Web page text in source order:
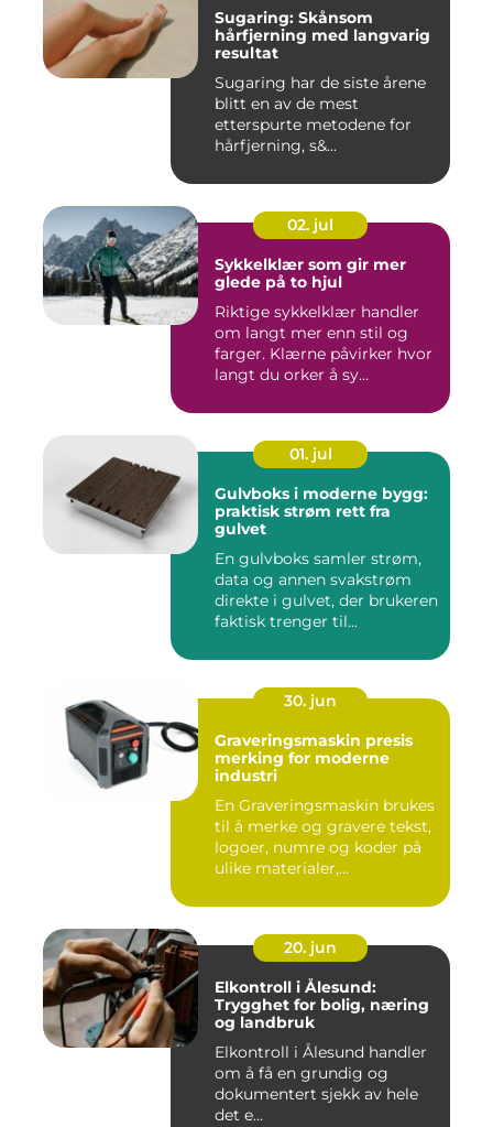
Sugaring: Skånsom
hårfjerning med langvarig
resultat
Sugaring har de siste årene
blitt en av de mest
etterspurte metodene for
hårfjerning, s&...
02. jul
Sykkelklær som gir mer
glede på to hjul
Riktige sykkelklær handler
om langt mer enn stil og
farger. Klærne påvirker hvor
langt du orker å sy...
01. jul
Gulvboks i moderne bygg:
praktisk strøm rett fra
gulvet
En gulvboks samler strøm,
data og annen svakstrøm
direkte i gulvet, der brukeren
faktisk trenger til...
30. jun
Graveringsmaskin presis
merking for moderne
industri
En Graveringsmaskin brukes
til å merke og gravere tekst,
logoer, numre og koder på
ulike materialer,...
20. jun
Elkontroll i Ålesund:
Trygghet for bolig, næring
og landbruk
Elkontroll i Ålesund handler
om å få en grundig og
dokumentert sjekk av hele
det e...